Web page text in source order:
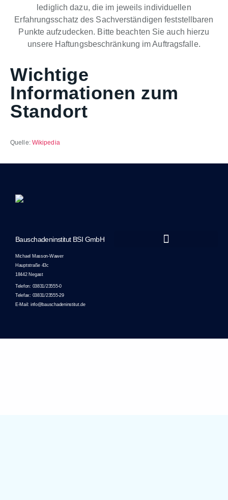
lediglich dazu, die im jeweils individuellen
Erfahrungsschatz des Sachverständigen feststellbaren
Punkte aufzudecken. Bitte beachten Sie auch hierzu
unsere Haftungsbeschränkung im Auftragsfalle.
Wichtige
Informationen zum
Standort
Quelle: Wikipedia
Bauschadeninstitut BSI GmbH
Michael Masson-Wawer
Hauptstraße 43c
18442 Negast
Telefon: 03831/23555-0
Telefax: 03831/23555-29
E-Mail: info@bauschadeninstitut.de